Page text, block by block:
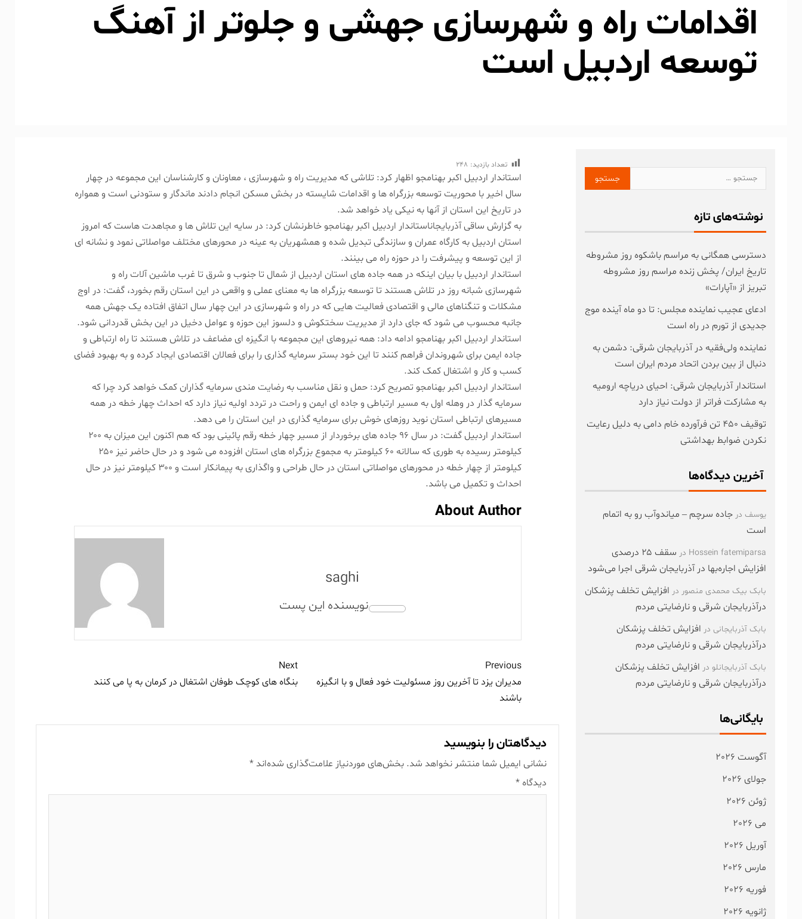
اقدامات راه و شهرسازی جهشی و جلوتر از آهنگ
توسعه اردبیل است
تعداد بازدید: 248
استاندار اردبیل اکبر بهنامجو اظهار کرد: تلاشی که مدیریت راه و شهرسازی ، معاونان و کارشناسان این مجموعه در چهار
سال اخیر با محوریت توسعه بزرگراه ها و اقدامات شایسته در بخش مسکن انجام دادند ماندگار و ستودنی است و همواره
در تاریخ این استان از آنها به نیکی یاد خواهد شد.
به گزارش ساقی آذربایجاناستاندار اردبیل اکبر بهنامجو خاطرنشان کرد: در سایه این تلاش ها و مجاهدت هاست که امروز
استان اردبیل به کارگاه عمران و سازندگی تبدیل شده و همشهریان به عینه در محورهای مختلف مواصلاتی نمود و نشانه ای
از این توسعه و پیشرفت را در حوزه راه می بینند.
استاندار اردبیل با بیان اینکه در همه جاده های استان اردبیل از شمال تا جنوب و شرق تا غرب ماشین آلات راه و
شهرسازی شبانه روز در تلاش هستند تا توسعه بزرگراه ها به معنای عملی و واقعی در این استان رقم بخورد، گفت: در اوج
مشکلات و تنگناهای مالی و اقتصادی فعالیت هایی که در راه و شهرسازی در این چهار سال اتفاق افتاده یک جهش همه
جانبه محسوب می شود که جای دارد از مدیریت سختکوش و دلسوز این حوزه و عوامل دخیل در این بخش قدردانی شود.
استاندار اردبیل اکبر بهنامجو ادامه داد: همه نیروهای این مجموعه با انگیزه ای مضاعف در تلاش هستند تا راه ارتباطی و
جاده ایمن برای شهروندان فراهم کنند تا این خود بستر سرمایه گذاری را برای فعالان اقتصادی ایجاد کرده و به بهبود فضای
کسب و کار و اشتغال کمک کند.
استاندار اردبیل اکبر بهنامجو تصریح کرد: حمل و نقل مناسب به رضایت مندی سرمایه گذاران کمک خواهد کرد چرا که
سرمایه گذار در وهله اول به مسیر ارتباطی و جاده ای ایمن و راحت در تردد اولیه نیاز دارد که احداث چهار خطه در همه
مسیرهای ارتباطی استان نوید روزهای خوش برای سرمایه گذاری در این استان را می دهد.
استاندار اردبیل گفت: در سال ۹۶ جاده های برخوردار از مسیر چهار خطه رقم پائینی بود که هم اکنون این میزان به ۲۰۰
کیلومتر رسیده به طوری که سالانه ۶۰ کیلومتر به مجموع بزرگراه های استان افزوده می شود و در حال حاضر نیز ۲۵۰
کیلومتر از چهار خطه در محورهای مواصلاتی استان در حال طراحی و واگذاری به پیمانکار است و ۳۰۰ کیلومتر نیز در حال
احداث و تکمیل می باشد.
About Author
saghi
Previous
مدیران یزد تا آخرین روز مسئولیت خود فعال و با انگیزه
باشند
Next
بنگاه های کوچک طوفان اشتغال در کرمان به پا می کنند
دیدگاهتان را بنویسید
نشانی ایمیل شما منتشر نخواهد شد. بخش‌های موردنیاز علامت‌گذاری شده‌اند *
دیدگاه *
نوشته‌های تازه
دسترسی همگانی به مراسم باشکوه روز مشروطه
تاریخ ایران/ پخش زنده مراسم روز مشروطه
تبریز از «آپارات»
ادعای عجیب نماینده مجلس: تا دو ماه آینده موج
جدیدی از تورم در راه است
نماینده ولی‌فقیه در آذربایجان شرقی: دشمن به
دنبال از بین بردن اتحاد مردم ایران است
استاندار آذربایجان شرقی: احیای دریاچه ارومیه
به مشارکت فراتر از دولت نیاز دارد
توقیف ۴۵۰ تن فرآورده خام دامی به دلیل رعایت
نکردن ضوابط بهداشتی
آخرین دیدگاه‌ها
یوسف درجاده سرچم – میاندوآب رو به اتمام
است
Hossein fatemiparsa در
سقف ۲۵ درصدی
افزایش اجاره‌بها در آذربایجان شرقی اجرا می‌شود
بابک بیک محمدی منصور در افزایش تخلف پزشکان
درآذربایجان شرقی و نارضایتی مردم
بابک آذربایجانی در افزایش تخلف پزشکان
درآذربایجان شرقی و نارضایتی مردم
بابک آذربایجانلو در افزایش تخلف پزشکان
درآذربایجان شرقی و نارضایتی مردم
بایگانی‌ها
آگوست 2026
جولای 2026
ژوئن 2026
می 2026
آوریل 2026
مارس 2026
فوریه 2026
ژانویه 2026